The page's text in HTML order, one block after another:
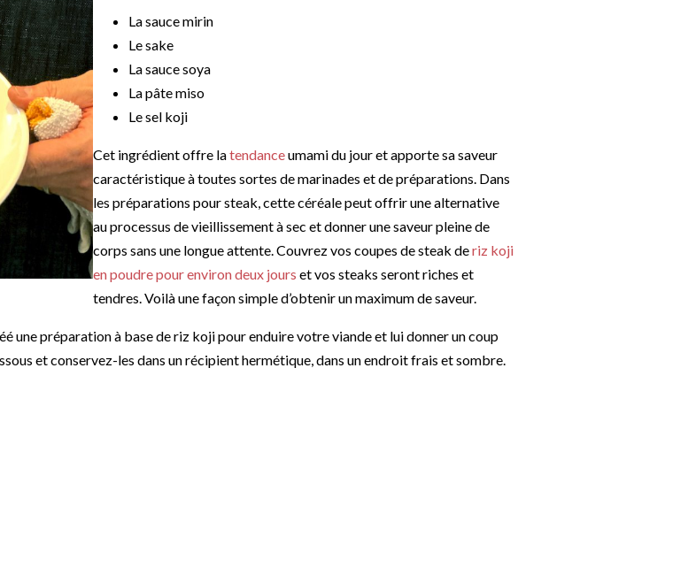
La sauce mirin
Le sake
La sauce soya
La pâte miso
Le sel koji
Cet ingrédient offre latendanceumami du jour et apporte sa saveur
caractéristique à toutes sortes de marinades et de préparations. Dans
les préparations pour steak, cette céréale peut offrir une alternative
au processus de vieillissement à sec et donner une saveur pleine de
corps sans une longue attente. Couvrez vos coupes de steak deriz koji
en poudre pour environ deux jours et vos steaks seront riches et
tendres. Voilà une façon simple d’obtenir un maximum de saveur.
une préparation à base de riz koji pour enduire votre viande et lui donner un coup
et conservez-les dans un récipient hermétique, dans un endroit frais et sombre.